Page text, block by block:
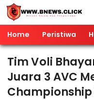
Home Peristiwa
Tim Voli
Juara 3 AVC
Championship